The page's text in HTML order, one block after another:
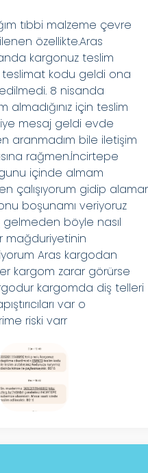
tıbbi malzeme çevre
özellikte.Aras
kargonuz teslim
kodu geldi ona
8 nisanda
almadığınız için teslim
mesaj geldi evde
aranmadım bile iletişim
rağmen.İncirtepe
içinde almam
çalışıyorum gidip
boşunamı veriyoruz
böyle nasıl
mağduriyetinin
Aras kargodan
kargom zarar görürse
kargomda diş telleri
var o
riski varr